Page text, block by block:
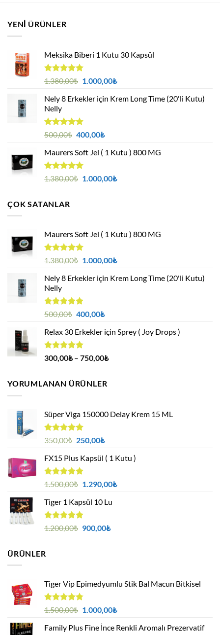
YENI ÜRÜNLER
Meksika Biberi 1 Kutu 30 Kapsül
5 üzerinden
oy
aldı
1.380,00₺ Orijinal
1.380,00₺.
1.000,00₺Şu
fiyat:
Nely 8 Erkekler için Krem Long Time (20'li Kutu)
Nelly
5 üzerinden
oy
aldı
500,00₺ Orijinal
500,00₺.
400,00₺Şu
fiyat:
Maurers Soft Jel ( 1 Kutu ) 800 MG
5 üzerinden
oy
1.380,00₺ Orijinal
1.000,00₺Şu
ÇOK SATANLAR
Maurers Soft Jel ( 1 Kutu ) 800 MG
5 üzerinden
oy
aldı
1.380,00₺ Orijinal
1.380,00₺.
1.000,00₺Şu
fiyat:
Nely 8 Erkekler için Krem Long Time (20'li Kutu)
Nelly
5 üzerinden
oy
aldı
500,00₺ Orijinal
500,00₺.
400,00₺Şu
fiyat:
Relax 30 Erkekler için Sprey ( Joy Drops )
5 üzerinden
4.94oy
300,00₺ – 750,00₺Fiyat
YORUMLANAN ÜRÜNLER
Süper Viga 150000 Delay Krem 15 ML
5 üzerinden
oy
aldı
350,00₺ Orijinal
350,00₺.
250,00₺Şu
fiyat:
FX15 Plus Kapsül ( 1 Kutu )
5 üzerinden
oy
aldı
1.500,00₺ Orijinal
1.500,00₺.
1.290,00₺Şu
Tiger 1 Kapsül 10 Lu
5 üzerinden
oy
1.200,00₺ Orijinal
900,00₺Şu
ÜRÜNLER
Tiger Vip Epimedyumlu Stik Bal Macun Bitkisel
5
üzerinden
4.75
oy
aldı
1.500,00₺ Orijinal
1.500,00₺.
1.000,00₺Şu
fiyat:
Family Plus Fine İnce Renkli Aromalı Prezervatif